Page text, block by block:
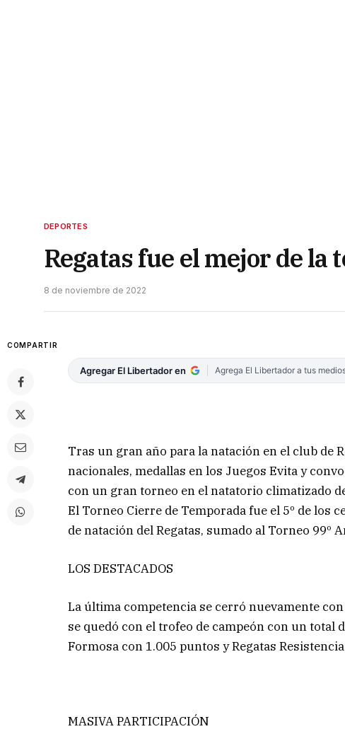
DEPORTES
Regatas fue el mejor de la
8 de noviembre de 2022
COMPARTIR
Agregar El Libertador en Agrega El Libertador a tus
Tras un gran año para la natación en el club de
nacionales, medallas en los Juegos Evita y
con un gran torneo en el natatorio climatizado
El Torneo Cierre de Temporada fue el 5º de los
de natación del Regatas, sumado al Torneo 99º
LOS DESTACADOS
La última competencia se cerró nuevamente
se quedó con el trofeo de campeón con un total
Formosa con 1.005 puntos y Regatas
MASIVA PARTICIPACIÓN